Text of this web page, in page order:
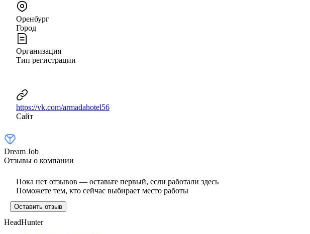
Оренбург
Город
Организация
Тип регистрации
https://vk.com/armadahotel56
Сайт
Dream Job
Отзывы о компании
Пока нет отзывов — оставьте первый, если работали здесь
Поможете тем, кто сейчас выбирает место работы
Оставить отзыв
HeadHunter